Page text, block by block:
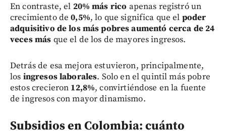
En contraste, el 20% más rico apenas registró un
crecimiento de0,5%, lo que significa que el poder
adquisitivo de los más pobres aumentó cerca de 24
veces más que el de los de mayores ingresos.
Detrás de esa mejora estuvieron, principalmente,
los ingresos laborales. Solo en el quintil más pobre
estos crecieron 12,8%, convirtiéndose en la fuente
de ingresos con mayor dinamismo.
Subsidios en Colombia: cuánto